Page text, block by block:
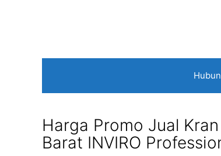
Harga Promo Jual
Barat INVIRO